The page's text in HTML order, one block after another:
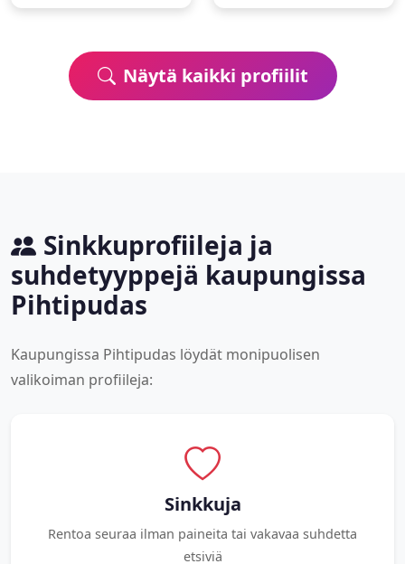
Näytä kaikki profiilit
Sinkkuprofiileja ja
suhdetyyppejä kaupungissa
Pihtipudas
Kaupungissa Pihtipudas löydät monipuolisen
valikoiman profiileja:
Sinkkuja
Rentoa seuraa ilman paineita tai vakavaa suhdetta
etsiviä